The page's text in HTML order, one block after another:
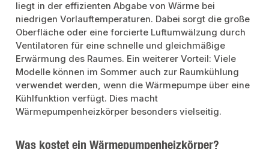
liegt in der effizienten Abgabe von Wärme bei
niedrigen Vorlauftemperaturen. Dabei sorgt die große
Oberfläche oder eine forcierte Luftumwälzung durch
Ventilatoren für eine schnelle und gleichmäßige
Erwärmung des Raumes. Ein weiterer Vorteil: Viele
Modelle können im Sommer auch zur Raumkühlung
verwendet werden, wenn die Wärmepumpe über eine
Kühlfunktion verfügt. Dies macht
Wärmepumpenheizkörper besonders vielseitig.
Was kostet ein Wärmepumpenheizkörper?